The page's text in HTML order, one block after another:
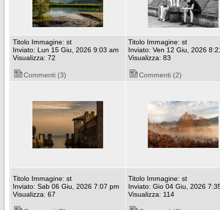
Titolo Immagine: st
Inviato: Lun 15 Giu, 2026 9:03 am
Visualizza: 72
Commenti (3)
Titolo Immagine: st
Inviato: Ven 12 Giu, 2026
Visualizza: 83
Commenti (2)
Titolo Immagine: st
Inviato: Sab 06 Giu, 2026 7:07 pm
Visualizza: 67
Titolo Immagine: st
Inviato: Gio 04 Giu, 2026
Visualizza: 114